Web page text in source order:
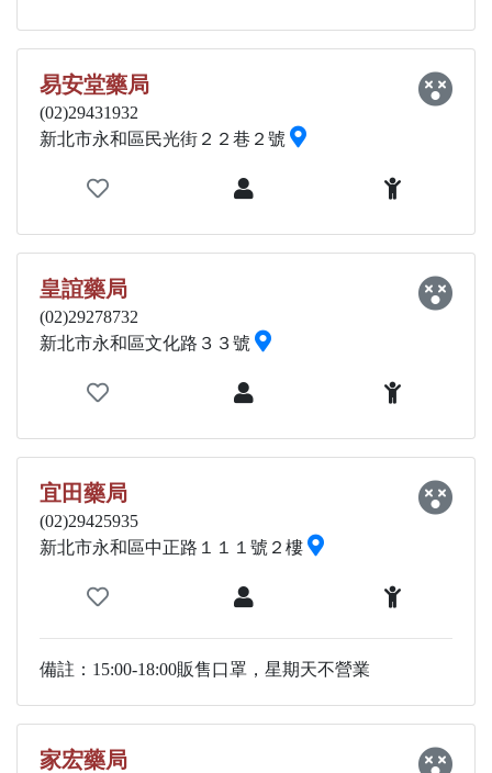
易安堂藥局
(02)29431932
新北市永和區民光街２２巷２號
皇誼藥局
(02)29278732
新北市永和區文化路３３號
宜田藥局
(02)29425935
新北市永和區中正路１１１號２樓
備註：15:00-18:00販售口罩，星期天不營業
家宏藥局